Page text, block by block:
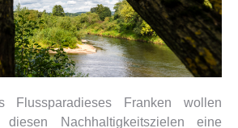
Flussparadieses Franken wollen
Nachhaltigkeitszielen eine